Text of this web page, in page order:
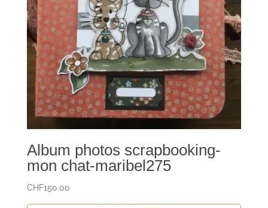
Album photos scrapbooking-
mon chat-maribel275
CHF150.00